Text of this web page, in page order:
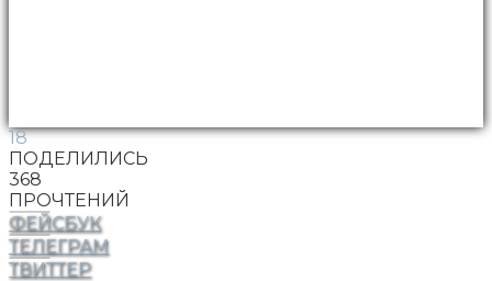
18
ПОДЕЛИЛИСЬ
368
ПРОЧТЕНИЙ
ФЕЙСБУК
ТЕЛЕГРАМ
ТВИТТЕР